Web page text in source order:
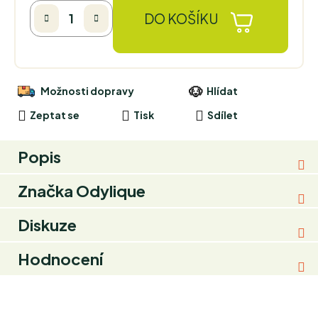
DO KOŠÍKU
Tisk
Zeptat se
Hlídat
Sdílet
Možnosti dopravy
Popis
Značka Odylique
Diskuze
Hodnocení